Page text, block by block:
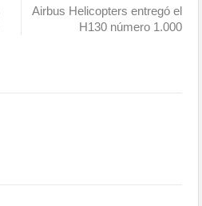
Airbus Helicopters entregó el
H130 número 1.000